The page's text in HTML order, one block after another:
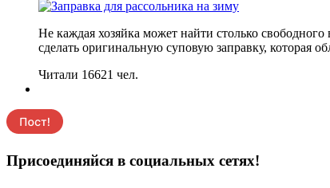
Не каждая хозяйка может найти столько
сделать оригинальную суповую заправку, которая
Читали 16621 чел.
Присоединяйся в социальных сетях!